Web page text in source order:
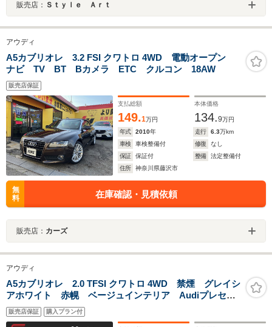
販売店： Ｓｔｙｌｅ Ａｒｔ
アウディ
A5カブリオレ 3.2 FSI クワトロ 4WD 電動オープン
ナビ TV BT Bカメラ ETC クルコン 18AW
販売店保証
支払総額
149.1万円
本体価格
134.9万円
年式
2010年 走行 6.3万km
車検
車検整備付 修復
なし
保証
保証付 整備
法定整備付
住所
神奈川県藤沢市
無
料
在庫確認・見積依頼
販売店： カーズ
アウディ
A5カブリオレ 2.0 TFSI クワトロ 4WD 禁煙 グレイシ
アホワイト 赤幌 ベージュインテリア Audiプレセン
ス 衝突軽減 ACC サイドA レーンA MMIナビ地デ
ジBカメラ Bluetooth 純正19AW ミシュランタイ
販売店保証 購入プラン付